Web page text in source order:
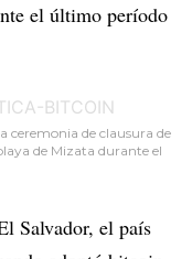
el último período
ceremonia de clausura de
de Mizata durante el
Salvador, el país